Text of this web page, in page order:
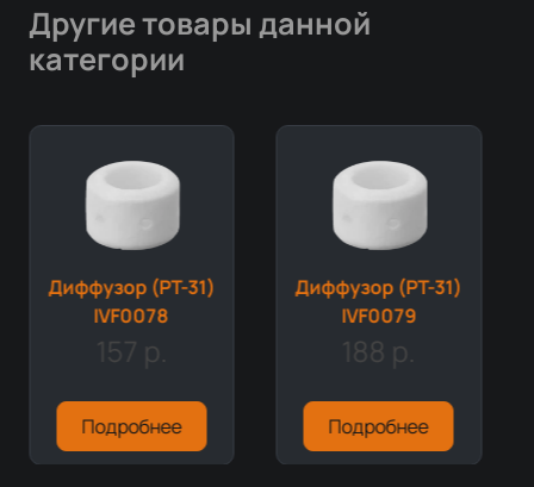
Другие товары данной
категории
Диффузор (PT-31)
IVF0078
157 р.
Подробнее
Диффузор (PT-31)
IVF0079
188 р.
Подробнее